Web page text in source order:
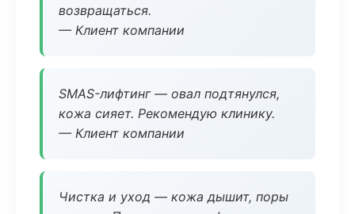
возвращаться.
— Клиент компании
SMAS-лифтинг — овал подтянулся,
кожа сияет. Рекомендую клинику.
— Клиент компании
Чистка и уход — кожа дышит, поры